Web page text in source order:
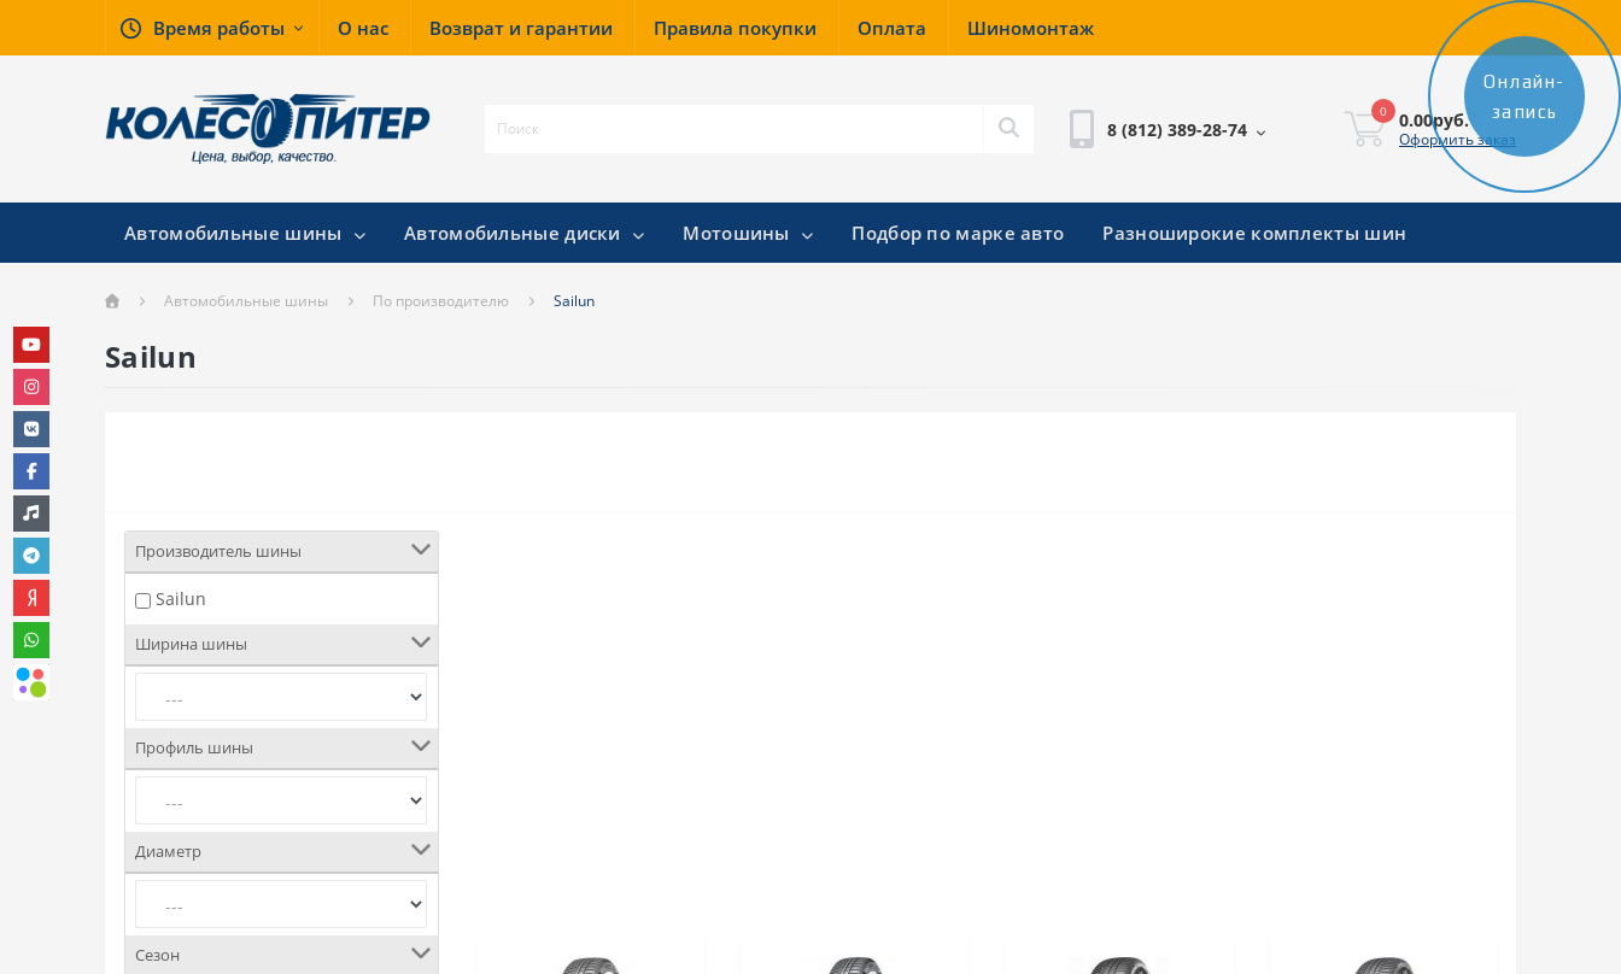
Время работы О нас Возврат и гарантии Правила покупки Оплата Шиномонтаж
8 (812) 389-28-74
0 0.00руб.
Оформить заказ
Автомобильные шины Автомобильные диски Мотошины Подбор по марке авто Разноширокие комплекты шин
Автомобильные шины По производителю Sailun
Sailun
Производитель шины
Sailun
Ширина шины
Профиль шины
Диаметр
Сезон
Онлайн-
запись